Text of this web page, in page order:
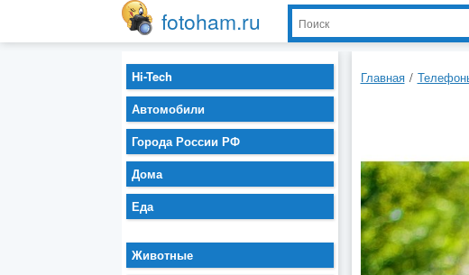
fotoham.ru
Главная /
Hi-Tech
Автомобили
Города России РФ
Дома
Еда
Животные